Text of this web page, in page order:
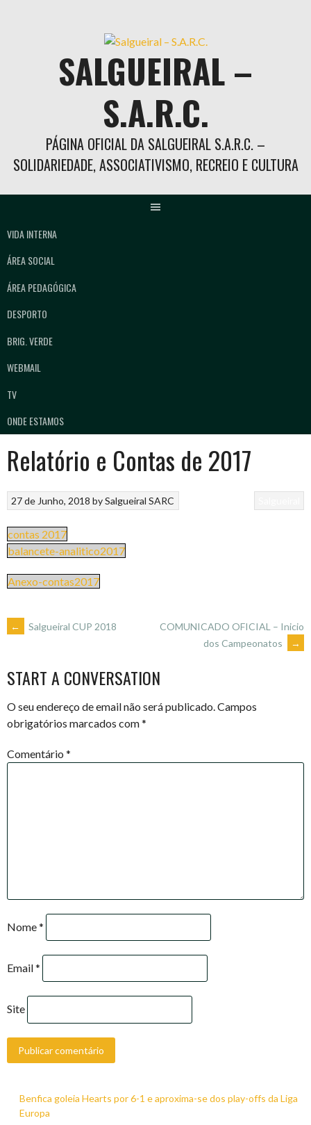
SALGUEIRAL –
S.A.R.C.
PÁGINA OFICIAL DA SALGUEIRAL S.A.R.C. –
SOLIDARIEDADE, ASSOCIATIVISMO, RECREIO E CULTURA
VIDA INTERNA
ÁREA SOCIAL
ÁREA PEDAGÓGICA
DESPORTO
BRIG. VERDE
WEBMAIL
TV
ONDE ESTAMOS
Relatório e Contas de 2017
27 de Junho, 2018 bySalgueiral SARC
contas 2017
balancete-analitico2017
Anexo-contas2017
POST
NAVIGATION
← Salgueiral CUP 2018
COMUNICADO OFICIAL – Inicio
dos Campeonatos
→
START A CONVERSATION
O seu endereço de email não será publicado.Campos
obrigatórios marcados com*
Comentário *
Nome*
Email*
Site
Benfica goleia Hearts por 6-1 e aproxima-se dos play-offs da Liga
Europa